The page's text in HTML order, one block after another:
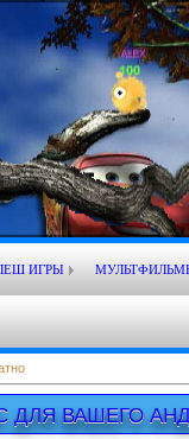
ИГРЫ
ДЛЯ ВАШЕГО